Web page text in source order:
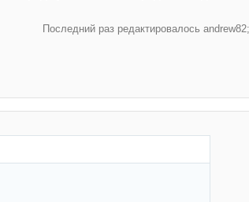
Последний раз редактировалось